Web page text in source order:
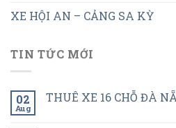
XE HỘI AN – CẢNG SA KỲ
TIN TỨC MỚI
02
Aug
THUÊ XE 16 CHỖ ĐÀ